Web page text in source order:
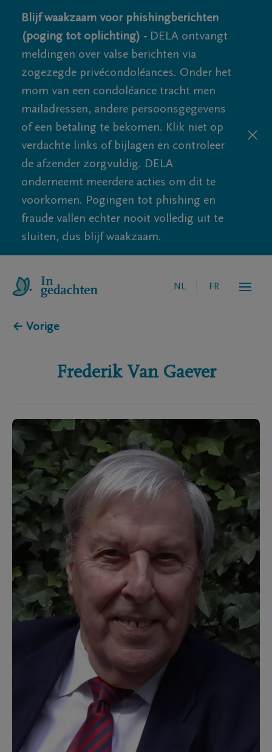
Blijf waakzaam voor phishingberichten
(poging tot oplichting) - DELA ontvangt
meldingen over valse berichten via
zogezegde privécondoléances. Onder het
mom van een condoléance tracht men
mailadressen, andere persoonsgegevens
of een betaling te bekomen. Klik niet op
verdachte links of bijlagen en controleer
de afzender zorgvuldig. DELA
onderneemt meerdere acties om dit te
voorkomen. Pogingen tot phishing en
fraude vallen echter nooit volledig uit te
sluiten, dus blijf waakzaam.
NL FR
← Vorige
Frederik Van Gaever